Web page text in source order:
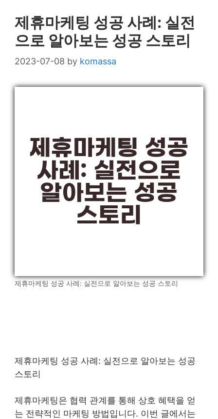
제휴마케팅 성공 사례: 실전
으로 알아보는 성공 스토리
2023-07-08 by komassa
제휴마케팅 성공 사례: 실전으로 알아보는 성공 스토리
제휴마케팅 성공 사례: 실전으로 알아보는 성공
스토리
제휴마케팅은 협력 관계를 통해 상호 혜택을 얻
는 전략적인 마케팅 방법입니다. 이번 글에서는